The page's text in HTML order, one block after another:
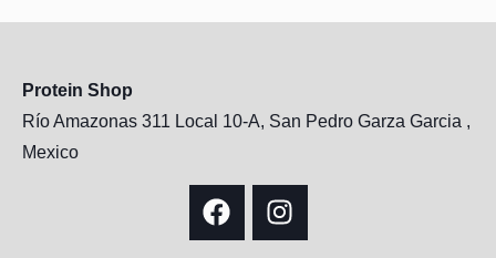
Protein Shop
Río Amazonas 311 Local 10-A, San Pedro Garza Garcia ,
Mexico